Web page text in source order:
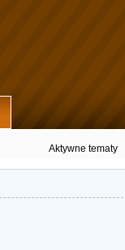
Aktywne tematy